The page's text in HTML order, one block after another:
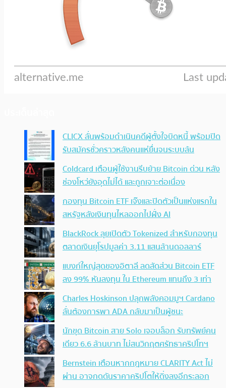
CLICX ลั่นพร้อมดำเนินคดีผู้ตั้งใจบิดหนี้ พร้อมปิด
รับสมัครชั่วคราวหลังคนแห่ยื่นจนระบบล้น
Coldcard เตือนผู้ใช้งานรีบย้าย Bitcoin ด่วน หลัง
ช่องโหว่ยังอุดไม่ได้ และถูกเจาะต่อเนื่อง
กองทุน Bitcoin ETF เจ๊งและปิดตัวเป็นแห่งแรกใน
สหรัฐหลังเงินทุนไหลออกไปฝั่ง AI
BlackRock ลุยเปิดตัว Tokenized สำหรับกองทุน
ตลาดเงินยุโรปมูลค่า 3.11 แสนล้านดอลลาร์
แบงก์ใหญ่สุดของอิตาลี ลดสัดส่วน Bitcoin ETF
ลง 99% หันลงทุน ใน Ethereum แทนถึง 3 เท่า
Charles Hoskinson ปลุกพลังคอมมูฯ Cardano
ลั่นต้องการพา ADA กลับมาเป็นผู้ชนะ
นักขุด Bitcoin สาย Solo เจอบล็อก รับทรัพย์คน
เดียว 6.6 ล้านบาท ไม่สนวิกฤตศรัทธาคริปโทฯ
Bernstein เตือนหากกฎหมาย CLARITY Act ไม่
ผ่าน อาจกดดันราคาคริปโตให้ดิ่งลงอีกระลอก